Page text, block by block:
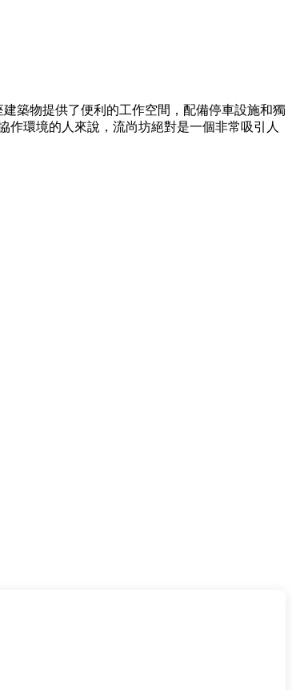
築物提供了便利的工作空間，配備停車設施和獨
環境的人來說，流尚坊絕對是一個非常吸引人